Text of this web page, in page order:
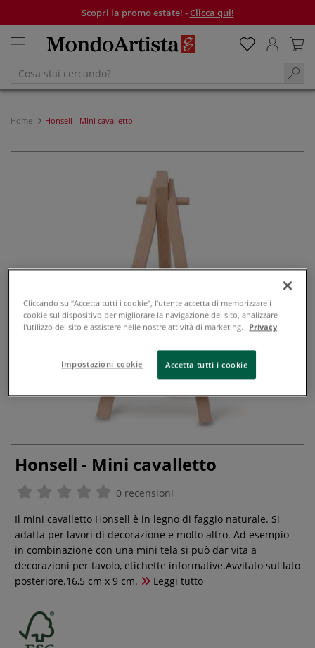
Scopri la promo estate! -Clicca qui!
Home Honsell - Mini cavalletto
Honsell - Mini cavalletto
0 recensioni
Il mini cavalletto Honsell è in legno di faggio naturale. Si
adatta per lavori di decorazione e molto altro. Ad esempio
in combinazione con una mini tela si può dar vita a
decorazioni per tavolo, etichette informative.Avvitato sul lato
posteriore.16,5 cm x 9 cm.
Leggi tutto
Cliccando su “Accetta tutti i cookie”, l'utente accetta di memorizzare i
cookie sul dispositivo per migliorare la navigazione del sito, analizzare
l'utilizzo del sito e assistere nelle nostre attività di marketing.
Privacy
Impostazioni cookie Accetta tutti i cookie